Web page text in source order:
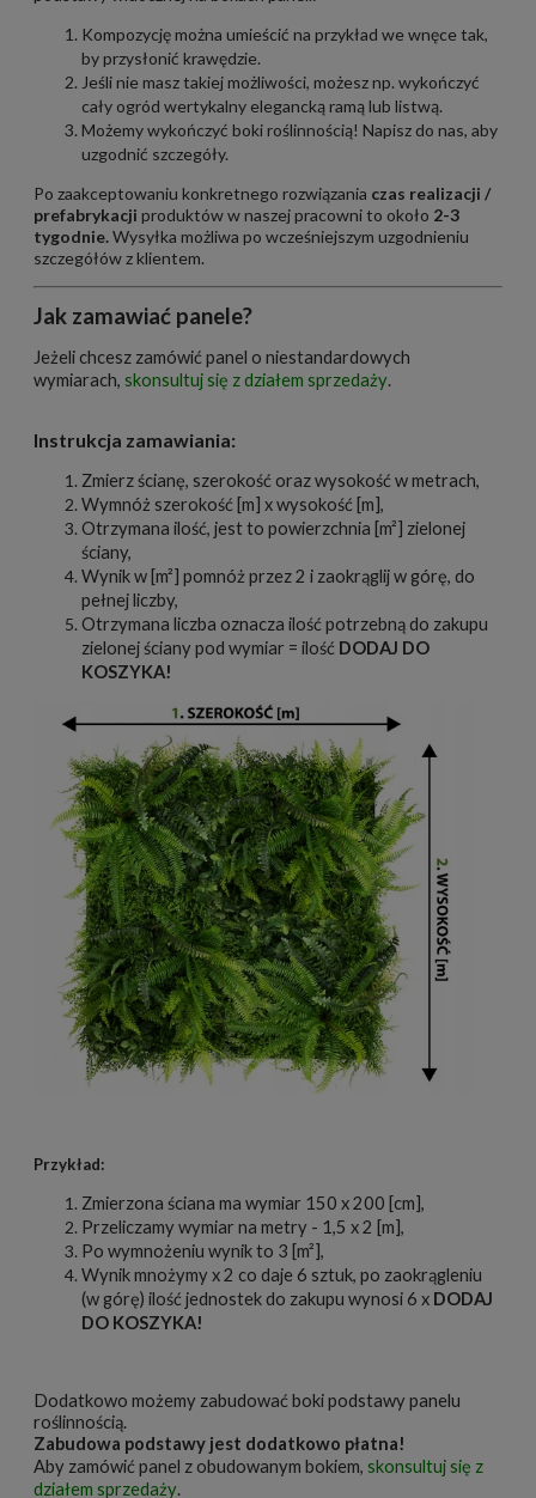
Kompozycję można umieścić na przykład we wnęce tak,
by przysłonić krawędzie.
Jeśli nie masz takiej możliwości, możesz np. wykończyć
cały ogród wertykalny elegancką ramą lub listwą.
Możemy wykończyć boki roślinnością! Napisz do nas, aby
uzgodnić szczegóły.
Po zaakceptowaniu konkretnego rozwiązania czas realizacji /
prefabrykacji produktów w naszej pracowni to około 2-3
tygodnie.Wysyłka możliwa po wcześniejszym uzgodnieniu
szczegółów z klientem.
Jak zamawiać panele?
Jeżeli chcesz zamówić panel o niestandardowych
wymiarach, skonsultuj się z działem sprzedaży.
Instrukcja zamawiania:
Zmierz ścianę, szerokość oraz wysokość w metrach,
Wymnóż szerokość [m] x wysokość [m],
Otrzymana ilość, jest to powierzchnia [m²] zielonej
ściany,
Wynik w [m²] pomnóż przez 2 i zaokrąglij w górę, do
pełnej liczby,
Otrzymana liczba oznacza ilość potrzebną do zakupu
zielonej ściany pod wymiar = ilość DODAJ DO
KOSZYKA!
Przykład:
Zmierzona ściana ma wymiar 150 x 200 [cm],
Przeliczamy wymiar na metry - 1,5 x 2 [m],
Po wymnożeniu wynik to 3 [m²],
Wynik mnożymy x 2 co daje 6 sztuk, po zaokrągleniu
(w górę) ilość jednostek do zakupu wynosi 6 x DODAJ
DO KOSZYKA!
Dodatkowo możemy zabudować boki podstawy panelu
roślinnością.
Zabudowa podstawy jest dodatkowo płatna!
Aby zamówić panel z obudowanym bokiem, skonsultuj się z
działem sprzedaży.